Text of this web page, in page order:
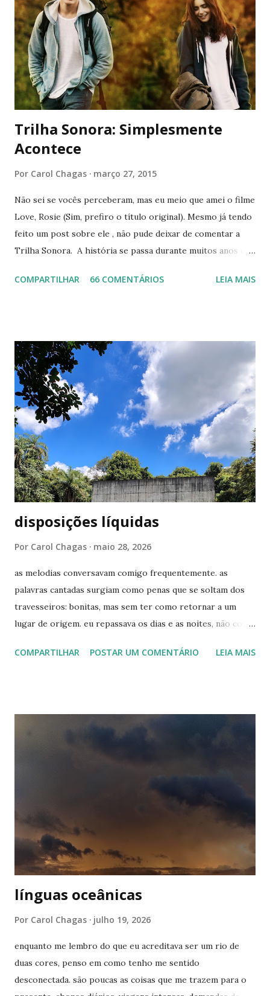
Broadway, que por sua vez foi inspirado em clássica obra do
escritor Victor Hugo. A história se passa em plena
Revolução Francesa do século XIX. Jean Valjean (Hugh
Jackman) rouba um pão para alimentar a irmã mais nova e
acaba sendo preso por isso. Solto tempos depois, ele
tentará recomeçar sua vida e se redimir. Ao mesmo tempo...
Trilha Sonora: Simplesmente
Acontece
Por Carol Chagas março 27, 2015
Não sei se vocês perceberam, mas eu meio que amei o filme
Love, Rosie (Sim, prefiro o título original). Mesmo já tendo
feito um post sobre ele , não pude deixar de comentar a
Trilha Sonora. A história se passa durante muitos anos e a
fato fantástico. Além disso, os nomes variam entre artistas
cenas. Resolvi escolher as minhas favoritas e colocar aí
embaixo para vocês ouvirem e amarem tanto quanto eu
estou amando (: Algumas delas você só vai gostar mesmo
se assistir o filme haha (já falei como é bom lembrar de uma
cena ao ouvir uma música). Lily Allen - Littlest Things
Elliott Smith - Son of Sam Lily Allen - Fuck You Kodaline -
High Hopes KT Tunstall - Suddenly I See Beyoncé - Crazy
in Love ...
COMPARTILHAR 66 COMENTÁRIOS LEIA MAIS
disposições líquidas
Por Carol Chagas maio 28, 2026
as melodias conversavam comigo frequentemente. as
palavras cantadas surgiam como penas que se soltam dos
travesseiros: bonitas, mas sem ter como retornar a um
lugar de origem. eu repassava os dias e as noites, não como
o suficiente para enxergar as rupturas -, mas como alguém
tão valioso tempo a sós, que de só tem muito pouco. os
gestos nunca passavam desapercebidos, mas as vias
respiratórias também não costumam ponderar sobre a
respiração. ela simplesmente acontece, até que deixa de
acontecer perfeitamente. eu pensava em um mundo inteiro
de significados que eu havia aprendido e agora me via sem
saber onde usar. o espaço ininterrupto entre viver uma
vida funcional e conhecer o universo de outra pessoa
tendem a pressionar o hipocampo ou seja lá o ...
COMPARTILHAR POSTAR UM COMENTÁRIO LEIA MAIS
línguas oceânicas
Por Carol Chagas julho 19, 2026
enquanto me lembro do que eu acreditava ser um rio de
duas cores, penso em como tenho me sentido
desconectada. são poucas as coisas que me trazem para o